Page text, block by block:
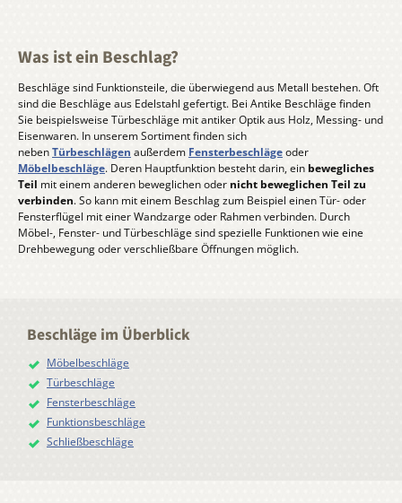
Was ist ein Beschlag?
Beschläge sind Funktionsteile, die überwiegend aus Metall bestehen. Oft
sind die Beschläge aus Edelstahl gefertigt. Bei Antike Beschläge finden
Sie beispielsweise Türbeschläge mit antiker Optik aus Holz, Messing- und
Eisenwaren. In unserem Sortiment finden sich
nebenTürbeschlägen außerdem Fensterbeschlägeoder
Möbelbeschläge. Deren Hauptfunktion besteht darin, ein bewegliches
Teil mit einem anderen beweglichen oder nicht beweglichen Teil zu
verbinden. So kann mit einem Beschlag zum Beispiel einen Tür- oder
Fensterflügel mit einer Wandzarge oder Rahmen verbinden. Durch
Möbel-, Fenster- und Türbeschläge sind spezielle Funktionen wie eine
Drehbewegung oder verschließbare Öffnungen möglich.
Beschläge im Überblick
Möbelbeschläge
Türbeschläge
Fensterbeschläge
Funktionsbeschläge
Schließbeschläge